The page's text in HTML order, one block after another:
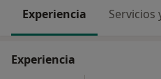
Experiencia Servicios
Experiencia